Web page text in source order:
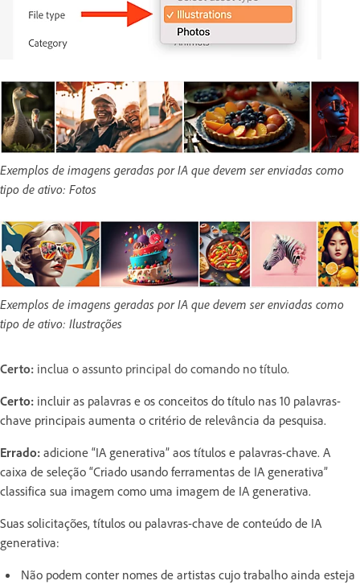
Exemplos de imagens geradas por IA que devem ser enviadas como
tipo de ativo: Fotos
Exemplos de imagens geradas por IA que devem ser enviadas como
tipo de ativo: Ilustrações
Certo: inclua o assunto principal do comando no título.
Certo: incluir as palavras e os conceitos do título nas 10 palavras-
chave principais aumenta o critério de relevância da pesquisa.
Errado: adicione “IA generativa” aos títulos e palavras-chave. A
caixa de seleção “Criado usando ferramentas de IA generativa”
classifica sua imagem como uma imagem de IA generativa.
Suas solicitações, títulos ou palavras-chave de conteúdo de IA
generativa:
Não podem conter nomes de artistas cujo trabalho ainda esteja